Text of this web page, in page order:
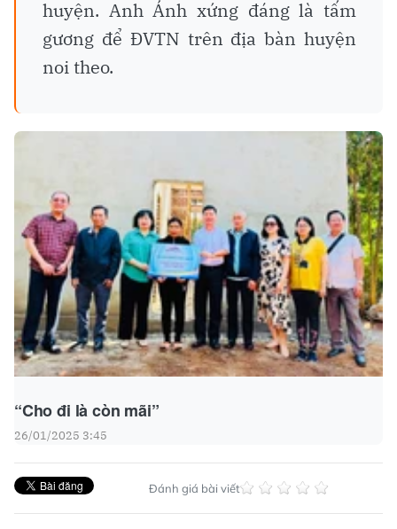
huyện. Anh Ánh xứng đáng là tấm
gương để ĐVTN trên địa bàn huyện
noi theo.
“Cho đi là còn mãi”
26/01/2025 3:45
Đánh giá bài viết